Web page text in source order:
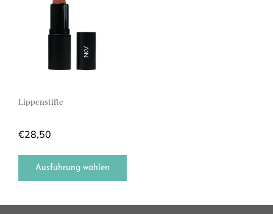
Lippenstifte
€28,50
Ausführung wählen